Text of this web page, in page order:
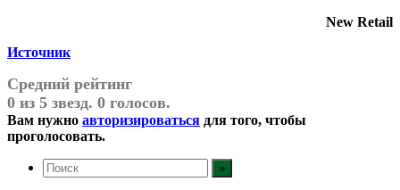
New Retail
Источник
Средний рейтинг
0 из 5 звезд. 0 голосов.
Вам нужно авторизироваться для того, чтобы
проголосовать.